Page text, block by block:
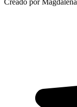
Creado por Magdalena